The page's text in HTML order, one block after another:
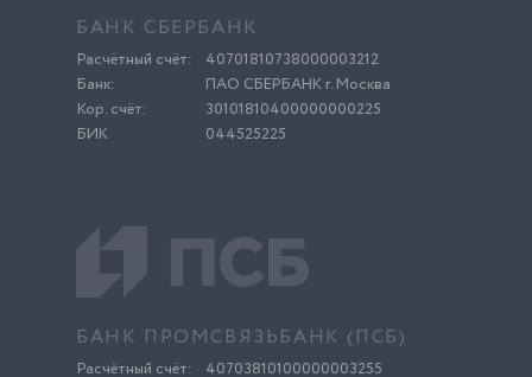
БАНК СБЕРБАНК
Расчётный счёт:
40701810738000003212
Банк:
ПАО СБЕРБАНК г. Москва
Кор. счёт:
30101810400000000225
БИК
044525225
БАНК ПРОМСВЯЗЬБАНК (ПСБ)
Расчётный счёт:
40703810100000003255